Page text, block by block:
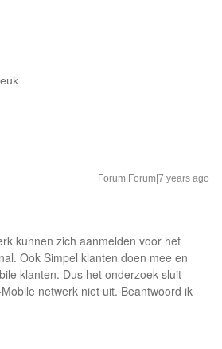
Forum|Forum|7 years ago
kunnen zich aanmelden voor het
Ook Simpel klanten doen mee en
klanten. Dus het onderzoek sluit
netwerk niet uit. Beantwoord ik